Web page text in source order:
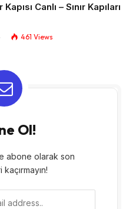
Kapısı Canlı – Sınır Kapıları
461 Views
Ol!
abone olarak son